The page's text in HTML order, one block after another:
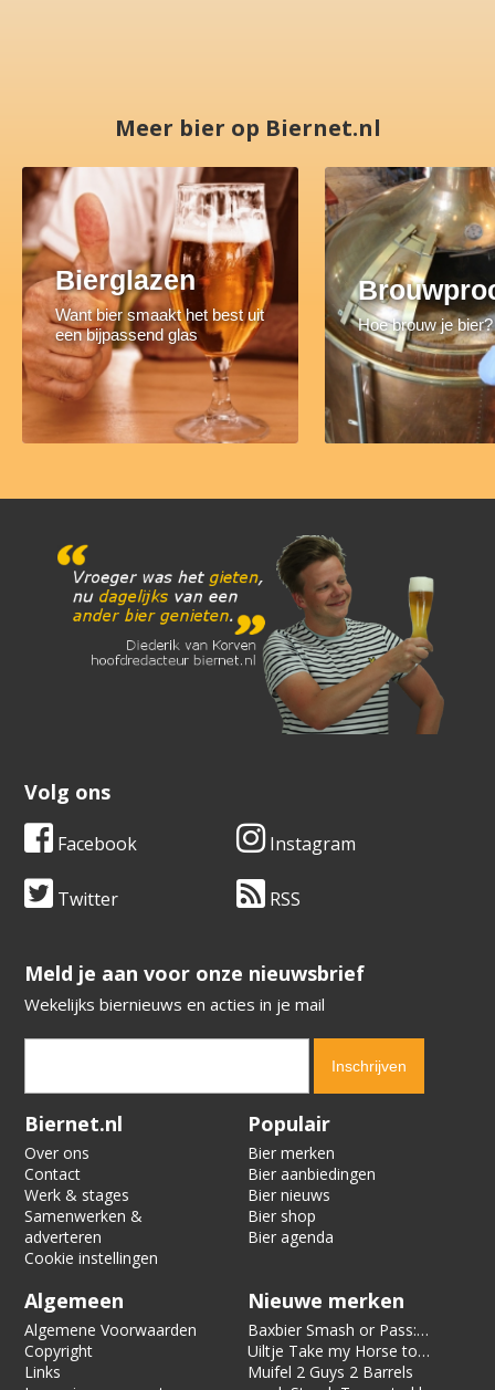
Meer bier op Biernet.nl
Bierglazen
Want bier smaakt het best uit
een bijpassend glas
Hoe brouw je bier?
Volg ons
Facebook Instagram
Twitter RSS
​​​​​​​Meld je aan voor onze nieuwsbrief
Wekelijks biernieuws en acties in je mail
Verification code:
Biernet.nl
Over ons
Contact
Werk & stages
Samenwerken &
adverteren
Cookie instellingen
Populair
Bier merken
Bier aanbiedingen
Bier nieuws
Bier shop
Bier agenda
Algemeen
Algemene Voorwaarden
Copyright
Links
Nieuwe merken
Baxbier Smash or Pass:
Strata
Uiltje Take my Horse to
the Hotel Room
Muifel 2 Guys 2 Barrels